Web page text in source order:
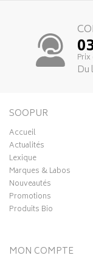
Du
SOOPUR
Accueil
Actualités
Lexique
Marques & Labos
Nouveautés
Promotions
Produits Bio
MON COMPTE